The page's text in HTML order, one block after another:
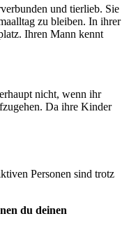
und tierlieb. Sie
zu bleiben. In ihrer
Ihren Mann kennt
nicht, wenn ihr
Da ihre Kinder
Personen sind trotz
du deinen